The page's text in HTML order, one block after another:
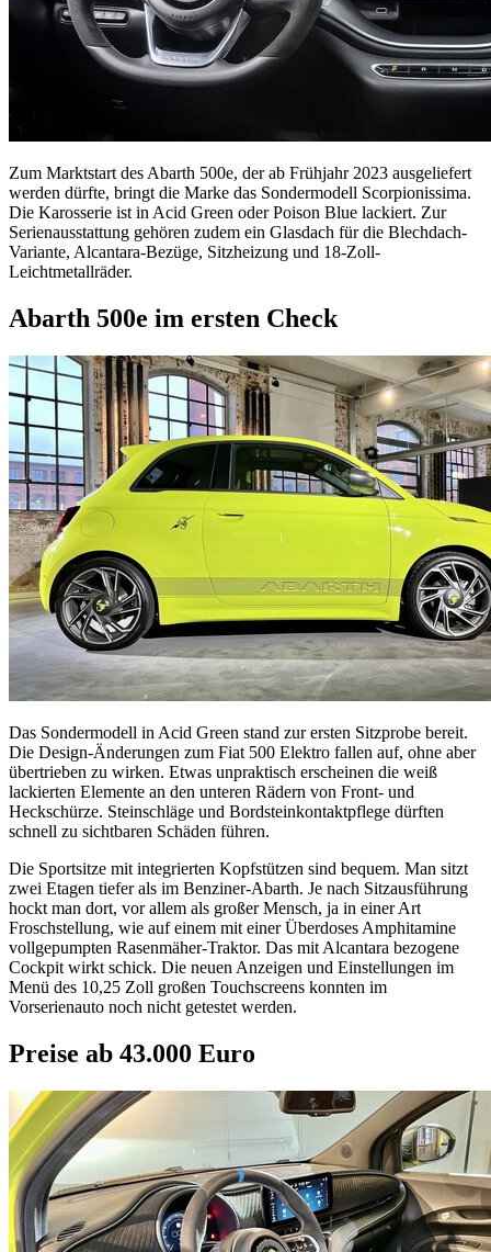
Zum Marktstart des Abarth 500e, der ab Frühjahr 2023 ausgeliefert
werden dürfte, bringt die Marke das Sondermodell Scorpionissima.
Die Karosserie ist in Acid Green oder Poison Blue lackiert. Zur
Serienausstattung gehören zudem ein Glasdach für die Blechdach-
Variante, Alcantara-Bezüge, Sitzheizung und 18-Zoll-
Leichtmetallräder.
Abarth 500e im ersten Check
Das Sondermodell in Acid Green stand zur ersten Sitzprobe bereit.
Die Design-Änderungen zum Fiat 500 Elektro fallen auf, ohne aber
übertrieben zu wirken. Etwas unpraktisch erscheinen die weiß
lackierten Elemente an den unteren Rädern von Front- und
Heckschürze. Steinschläge und Bordsteinkontaktpflege dürften
schnell zu sichtbaren Schäden führen.
Die Sportsitze mit integrierten Kopfstützen sind bequem. Man sitzt
zwei Etagen tiefer als im Benziner-Abarth. Je nach Sitzausführung
hockt man dort, vor allem als großer Mensch, ja in einer Art
Froschstellung, wie auf einem mit einer Überdoses Amphitamine
vollgepumpten Rasenmäher-Traktor. Das mit Alcantara bezogene
Cockpit wirkt schick. Die neuen Anzeigen und Einstellungen im
Menü des 10,25 Zoll großen Touchscreens konnten im
Vorserienauto noch nicht getestet werden.
Preise ab 43.000 Euro